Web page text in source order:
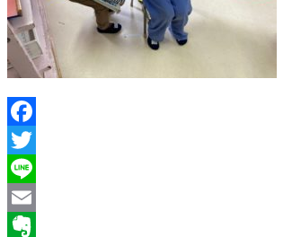
Facebook
Twitter
Line
Email